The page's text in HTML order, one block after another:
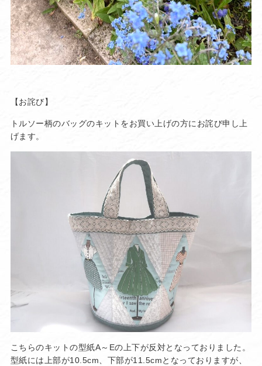
【お詫び】
トルソー柄のバッグのキットをお買い上げの方にお詫び申し上
げます。
こちらのキットの型紙A～Eの上下が反対となっておりました。
型紙には上部が10.5cm、下部が11.5cmとなっておりますが、